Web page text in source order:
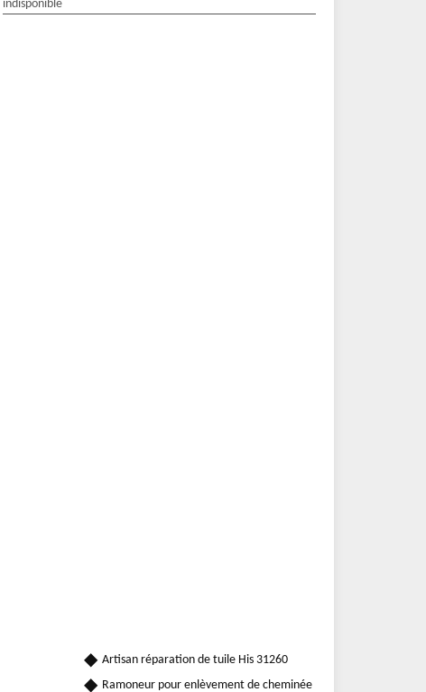
indisponible
Artisan réparation de tuile His 31260
Ramoneur pour enlèvement de cheminée